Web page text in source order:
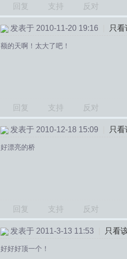
回复 支持 反对
发表于 2010-11-20 19:16 只
额的天啊！太大了吧！
回复 支持 反对
发表于 2010-12-18 15:09 只
好漂亮的桥
回复 支持 反对
发表于 2011-3-13 11:53 只看
好好好顶一个！